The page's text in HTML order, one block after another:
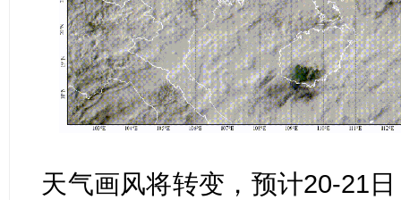
天气画风将转变，预计20-21